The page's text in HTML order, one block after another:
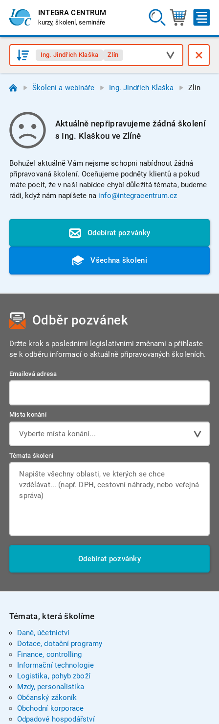
INTEGRA CENTRUM
kurzy, školení, semináře
Ing. Jindřich Klaška Zlín
Školení a webináře Ing. Jindřich Klaška Zlín
Aktuálně nepřipravujeme žádná školení
s Ing. Klaškou ve Zlíně
Bohužel aktuálně Vám nejsme schopni nabídnout žádná
připravovaná školení. Oceňujeme podněty klientů a pokud
máte pocit, že v naší nabídce chybí důležitá témata, budeme
rádi, když nám napíšete na info@integracentrum.cz
Odebírat pozvánky
Všechna školení
Odběr pozvánek
Držte krok s posledními legislativními změnami a přihlaste
se k odběru informací o aktuálně připravovaných školeních.
Emailová adresa
Místa konání
Vyberte místa konání...
Témata školení
Odebírat pozvánky
Témata, která školíme
Daně, účetnictví
Dotace, dotační programy
Finance, controlling
Informační technologie
Logistika, pohyb zboží
Mzdy, personalistika
Občanský zákoník
Obchodní korporace
Odpadové hospodářství